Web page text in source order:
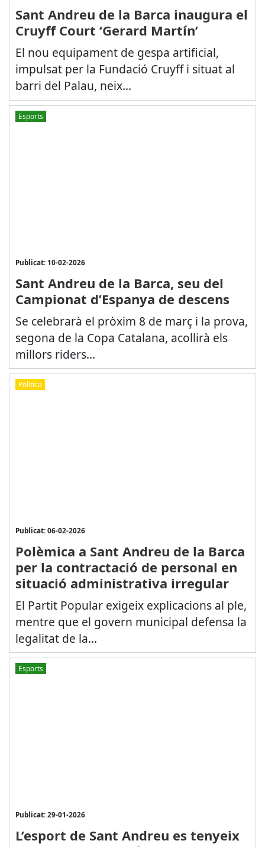
Sant Andreu de la Barca inaugura el
Cruyff Court ‘Gerard Martín’
El nou equipament de gespa artificial,
impulsat per la Fundació Cruyff i situat al
barri del Palau, neix...
Esports
Publicat: 10-02-2026
Sant Andreu de la Barca, seu del
Campionat d’Espanya de descens
Se celebrarà el pròxim 8 de març i la prova,
segona de la Copa Catalana, acollirà els
millors riders...
Política
Publicat: 06-02-2026
Polèmica a Sant Andreu de la Barca
per la contractació de personal en
situació administrativa irregular
El Partit Popular exigeix explicacions al ple,
mentre que el govern municipal defensa la
legalitat de la...
Esports
Publicat: 29-01-2026
L’esport de Sant Andreu es tenyeix